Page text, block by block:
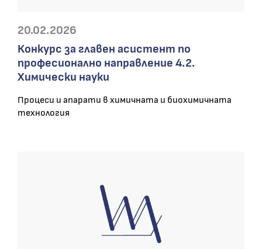
20.02.2026
Конкурс за главен асистент по
професионално направление 4.2.
Химически науки
Процеси и апарати в химичната и биохимичната
технология